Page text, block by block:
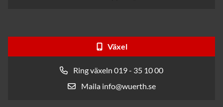
Växel
Ring växeln 019 - 35 10 00
Maila info@wuerth.se